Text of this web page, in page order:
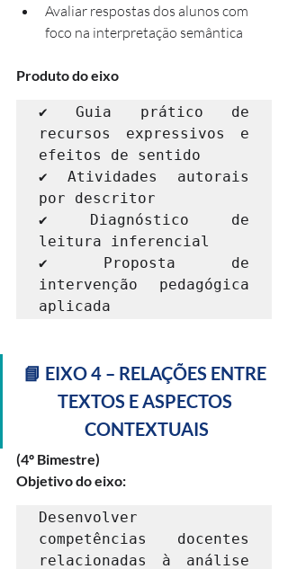
Avaliar respostas dos alunos com
foco na interpretação semântica
Produto do eixo
✔ Guia prático de
recursos expressivos e
efeitos de sentido
✔ Atividades autorais
por descritor
✔ Diagnóstico de
leitura inferencial
✔ Proposta de
intervenção pedagógica
aplicada
📘 EIXO 4 – RELAÇÕES ENTRE
TEXTOS E ASPECTOS
CONTEXTUAIS
(4º Bimestre)
Objetivo do eixo:
Desenvolver
competências docentes
relacionadas à análise